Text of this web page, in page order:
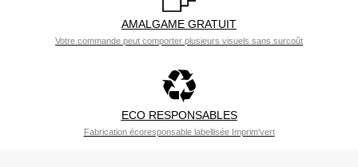
AMALGAME GRATUIT
Votre commande peut comporter plusieurs visuels sans surcoût
ECO RESPONSABLES
Fabrication écoresponsable labellisée Imprim'vert